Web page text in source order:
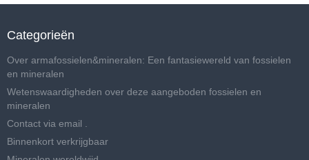
Categorieën
Over armafossielen&mineralen: Een fantasiewereld van fossielen
en mineralen
Wetenswaardigheden over deze aangeboden fossielen en
mineralen
Contact via email .
Binnenkort verkrijgbaar